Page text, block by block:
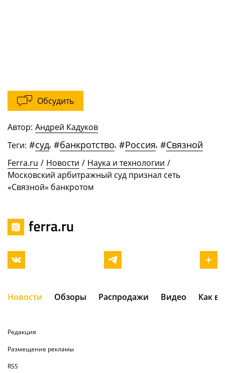
Обсудить
Автор: Андрей Кадуков
Теги: #суд, #банкротство, #Россия, #Связной
Ferra.ru / Новости / Наука и технологии /
Московский арбитражный суд признал сеть
«Связной» банкротом
Новости Обзоры Распродажи Видео Как
Редакция
Размещение рекламы
RSS